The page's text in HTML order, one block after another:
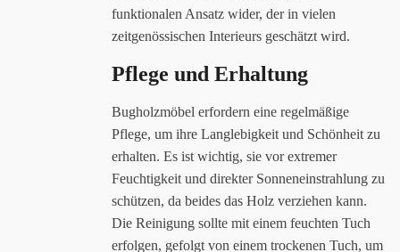
funktionalen Ansatz wider, der in vielen
zeitgenössischen Interieurs geschätzt wird.
Pflege und Erhaltung
Bugholzmöbel erfordern eine regelmäßige
Pflege, um ihre Langlebigkeit und Schönheit zu
erhalten. Es ist wichtig, sie vor extremer
Feuchtigkeit und direkter Sonneneinstrahlung zu
schützen, da beides das Holz verziehen kann.
Die Reinigung sollte mit einem feuchten Tuch
erfolgen, gefolgt von einem trockenen Tuch, um